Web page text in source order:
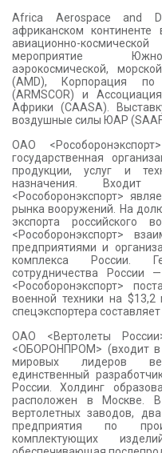
Africa Aerospace and
африканском континенте
авиационно-
мероприятие
аэрокосмической,
(AMD), Корпорация
(ARMSCOR) и
Африки (CAASA).
воздушные силы ЮАР
ОАО
государственная
продукции, услуг и
назначения. Входит
<Рособоронэкспорт>
рынка вооружений. На
экспорта российского
<Рособоронэкспорт>
предприятиями и
комплекса России.
сотрудничества
<Рособоронэкспорт>
военной техники на
спецэкспортера
ОАО <Вертолеты
<ОБОРОНПРОМ> (входит в
мировых лидеров
единственный
России. Холдинг
расположен в Москве.
вертолетных заводов,
предприятия по
комплектующих